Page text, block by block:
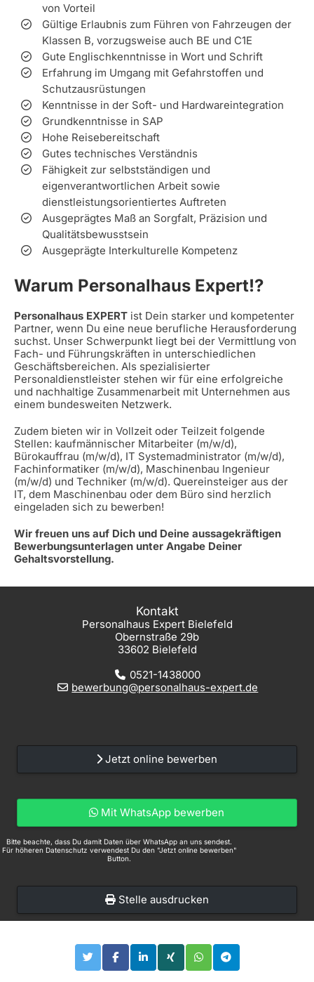
von Vorteil
Gültige Erlaubnis zum Führen von Fahrzeugen der
Klassen B, vorzugsweise auch BE und C1E
Gute Englischkenntnisse in Wort und Schrift
Erfahrung im Umgang mit Gefahrstoffen und
Schutzausrüstungen
Kenntnisse in der Soft- und Hardwareintegration
Grundkenntnisse in SAP
Hohe Reisebereitschaft
Gutes technisches Verständnis
Fähigkeit zur selbstständigen und
eigenverantwortlichen Arbeit sowie
dienstleistungsorientiertes Auftreten
Ausgeprägtes Maß an Sorgfalt, Präzision und
Qualitätsbewusstsein
Ausgeprägte Interkulturelle Kompetenz
Warum Personalhaus Expert!?
Personalhaus EXPERT ist Dein starker und kompetenter
Partner, wenn Du eine neue berufliche Herausforderung
suchst. Unser Schwerpunkt liegt bei der Vermittlung von
Fach- und Führungskräften in unterschiedlichen
Geschäftsbereichen. Als spezialisierter
Personaldienstleister stehen wir für eine erfolgreiche
und nachhaltige Zusammenarbeit mit Unternehmen aus
einem bundesweiten Netzwerk.
Zudem bieten wir in Vollzeit oder Teilzeit folgende
Stellen: kaufmännischer Mitarbeiter (m/w/d),
Bürokauffrau (m/w/d), IT Systemadministrator (m/w/d),
Fachinformatiker (m/w/d), Maschinenbau Ingenieur
(m/w/d) und Techniker (m/w/d). Quereinsteiger aus der
IT, dem Maschinenbau oder dem Büro sind herzlich
eingeladen sich zu bewerben!
Wir freuen uns auf Dich und Deine aussagekräftigen
Bewerbungsunterlagen unter Angabe Deiner
Gehaltsvorstellung.
Kontakt
Personalhaus Expert Bielefeld
Obernstraße 29b
33602 Bielefeld
0521-1438000
bewerbung@personalhaus-expert.de
Jetzt online bewerben
Mit WhatsApp bewerben
Bitte beachte, dass Du damit Daten über WhatsApp an uns sendest.
Für höheren Datenschutz verwendest Du den "Jetzt online bewerben"
Button.
Stelle ausdrucken